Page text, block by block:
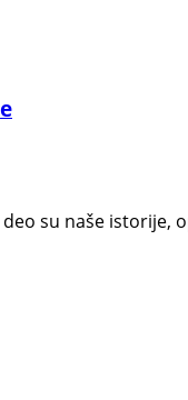
su naše istorije,